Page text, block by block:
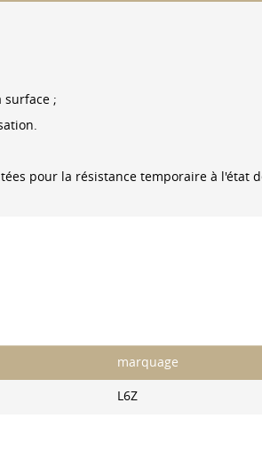
surface ;
pour la résistance temporaire à l'état
marquage
L6Z